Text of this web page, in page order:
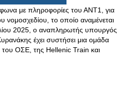
με πληροφορίες του ΑΝΤ1, για
νομοσχεδίου, το οποίο αναμένεται
2025, ο αναπληρωτής υπουργός
έχει συστήσει μια ομάδα
ΟΣΕ, της Hellenic Train και